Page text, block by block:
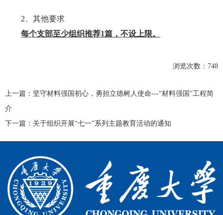
2 、其他要求
每个支部至少组织推荐1篇，不设上限。
浏览次数： 748
上一篇： 坚守材料强国初心，勇担立德树人使命---“材料强国”工程简
介
下一篇： 关于组织开展“七一”系列主题教育活动的通知